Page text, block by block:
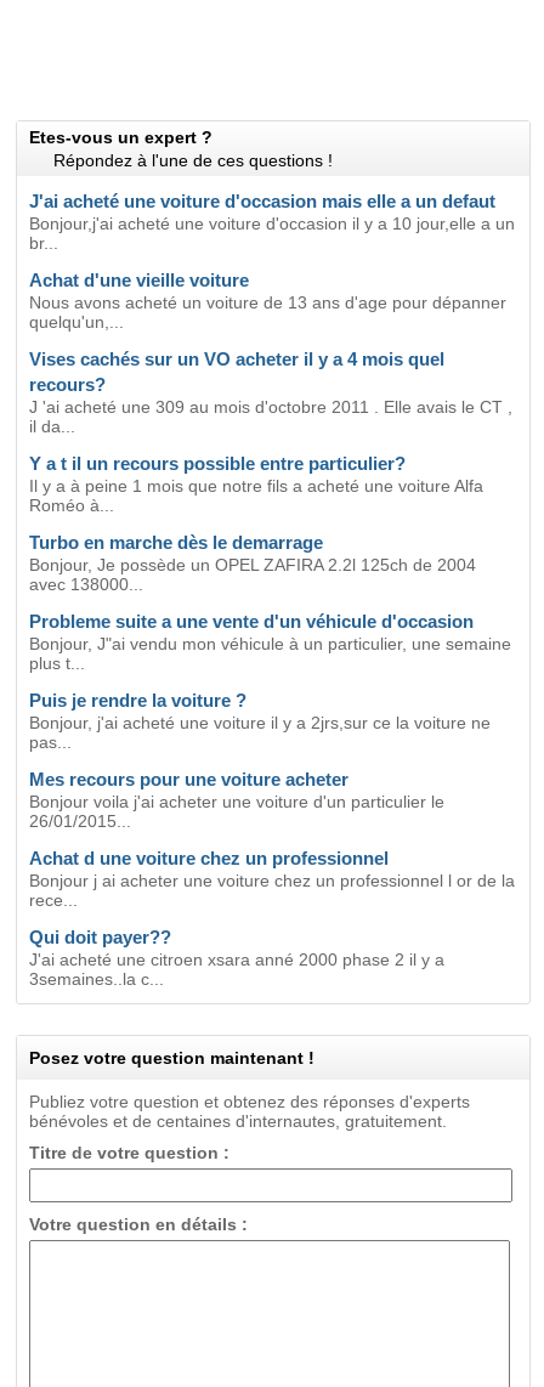
Etes-vous un expert ?
Répondez à l'une de ces questions !
J'ai acheté une voiture d'occasion mais elle a un defaut
Bonjour,j'ai acheté une voiture d'occasion il y a 10 jour,elle a un
br...
Achat d'une vieille voiture
Nous avons acheté un voiture de 13 ans d'age pour dépanner
quelqu'un,...
Vises cachés sur un VO acheter il y a 4 mois quel
recours?
J 'ai acheté une 309 au mois d'octobre 2011 . Elle avais le CT ,
il da...
Y a t il un recours possible entre particulier?
Il y a à peine 1 mois que notre fils a acheté une voiture Alfa
Roméo à...
Turbo en marche dès le demarrage
Bonjour, Je possède un OPEL ZAFIRA 2.2l 125ch de 2004
avec 138000...
Probleme suite a une vente d'un véhicule d'occasion
Bonjour, J"ai vendu mon véhicule à un particulier, une semaine
plus t...
Puis je rendre la voiture ?
Bonjour, j'ai acheté une voiture il y a 2jrs,sur ce la voiture ne
pas...
Mes recours pour une voiture acheter
Bonjour voila j'ai acheter une voiture d'un particulier le
26/01/2015...
Achat d une voiture chez un professionnel
Bonjour j ai acheter une voiture chez un professionnel l or de la
rece...
Qui doit payer??
J'ai acheté une citroen xsara anné 2000 phase 2 il y a
3semaines..la c...
Posez votre question maintenant !
Publiez votre question et obtenez des réponses d'experts
bénévoles et de centaines d'internautes, gratuitement.
Titre de votre question :
Votre question en détails :